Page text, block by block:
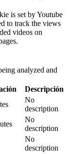
is set by Youtube
to track the views
videos on
analyzed and
Descripción
No
description
No
description
No
description